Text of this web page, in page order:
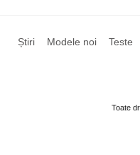
Știri Modele noi Teste
Toate